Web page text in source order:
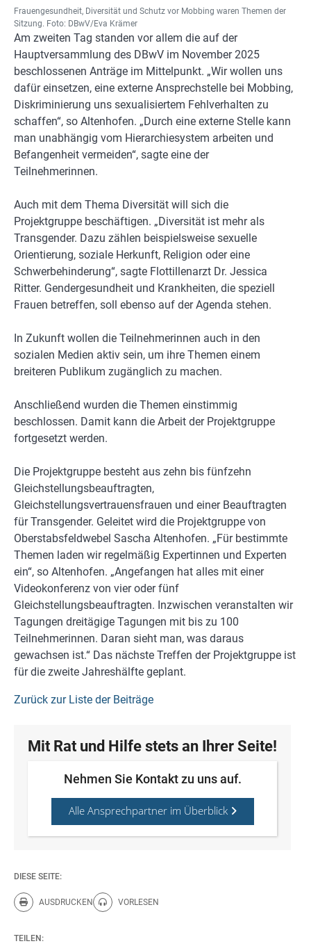
Frauengesundheit, Diversität und Schutz vor Mobbing waren Themen der
Sitzung. Foto: DBwV/Eva Krämer
Am zweiten Tag standen vor allem die auf der
Hauptversammlung des DBwV im November 2025
beschlossenen Anträge im Mittelpunkt. „Wir wollen uns
dafür einsetzen, eine externe Ansprechstelle bei Mobbing,
Diskriminierung uns sexualisiertem Fehlverhalten zu
schaffen“, so Altenhofen. „Durch eine externe Stelle kann
man unabhängig vom Hierarchiesystem arbeiten und
Befangenheit vermeiden“, sagte eine der
Teilnehmerinnen.
Auch mit dem Thema Diversität will sich die
Projektgruppe beschäftigen. „Diversität ist mehr als
Transgender. Dazu zählen beispielsweise sexuelle
Orientierung, soziale Herkunft, Religion oder eine
Schwerbehinderung“, sagte Flottillenarzt Dr. Jessica
Ritter. Gendergesundheit und Krankheiten, die speziell
Frauen betreffen, soll ebenso auf der Agenda stehen.
In Zukunft wollen die Teilnehmerinnen auch in den
sozialen Medien aktiv sein, um ihre Themen einem
breiteren Publikum zugänglich zu machen.
Anschließend wurden die Themen einstimmig
beschlossen. Damit kann die Arbeit der Projektgruppe
fortgesetzt werden.
Die Projektgruppe besteht aus zehn bis fünfzehn
Gleichstellungsbeauftragten,
Gleichstellungsvertrauensfrauen und einer Beauftragten
für Transgender. Geleitet wird die Projektgruppe von
Oberstabsfeldwebel Sascha Altenhofen. „Für bestimmte
Themen laden wir regelmäßig Expertinnen und Experten
ein“, so Altenhofen. „Angefangen hat alles mit einer
Videokonferenz von vier oder fünf
Gleichstellungsbeauftragten. Inzwischen veranstalten wir
Tagungen dreitägige Tagungen mit bis zu 100
Teilnehmerinnen. Daran sieht man, was daraus
gewachsen ist.“ Das nächste Treffen der Projektgruppe ist
für die zweite Jahreshälfte geplant.
Zurück zur Liste der Beiträge
Mit Rat und Hilfe stets an Ihrer Seite!
Nehmen Sie Kontakt zu uns auf.
Alle Ansprechpartner im Überblick
DIESE SEITE:
AUSDRUCKEN
Diese Seite drucken.
VORLESEN
Diese Seite vorlesen.
TEILEN: